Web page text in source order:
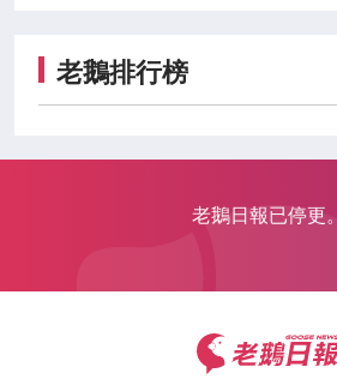
老鵝排行榜
老鵝日報已停更。